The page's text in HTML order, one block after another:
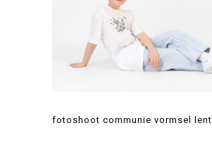
fotoshoot communie vormsel